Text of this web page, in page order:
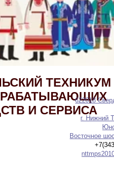
ТЕХНИКУМ
И СЕРВИСА
622018
г. Нижний
Восточное